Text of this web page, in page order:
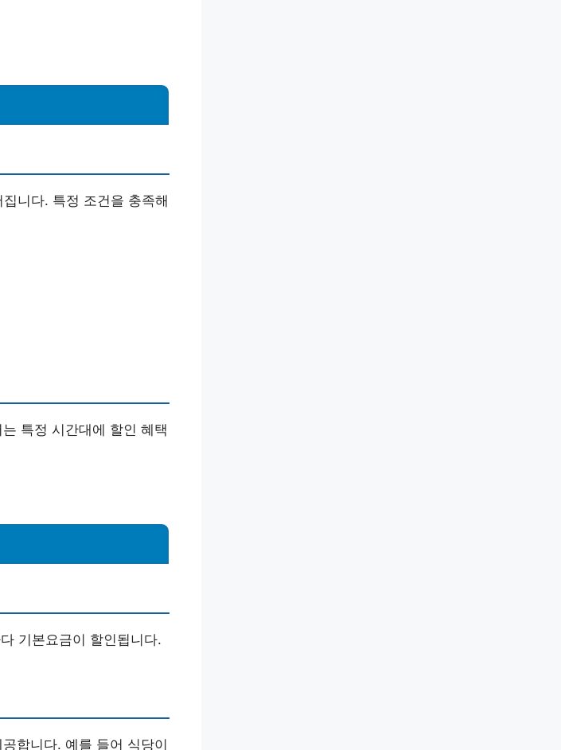
니다. 특정 조건을 충족해
특정 시간대에 할인 혜택
기본요금이 할인됩니다.
합니다. 예를 들어 식당이